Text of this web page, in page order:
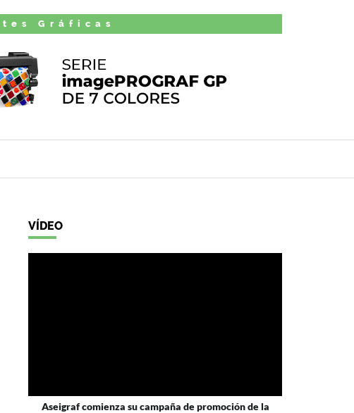
Gráficas
VÍDEO
Aseigraf comienza su campaña de promoción de la